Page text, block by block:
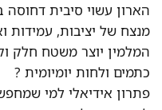
הארון עשוי סיבית דחוסה
מנצח של יציבות, עמידות
המלמין יוצר משטח חלק
כתמים ולחות יומיומית ?
פתרון אידיאלי למי